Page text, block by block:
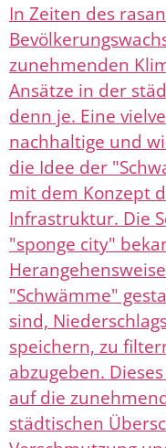
In Zeiten des
zunehmenden
Ansätze in der
denn je. Eine
nachhaltige und
die Idee der
mit dem Konzept
Infrastruktur. Die
"sponge city"
"Schwämme"
sind,
speichern, zu
abzugeben.
auf die
städtischen